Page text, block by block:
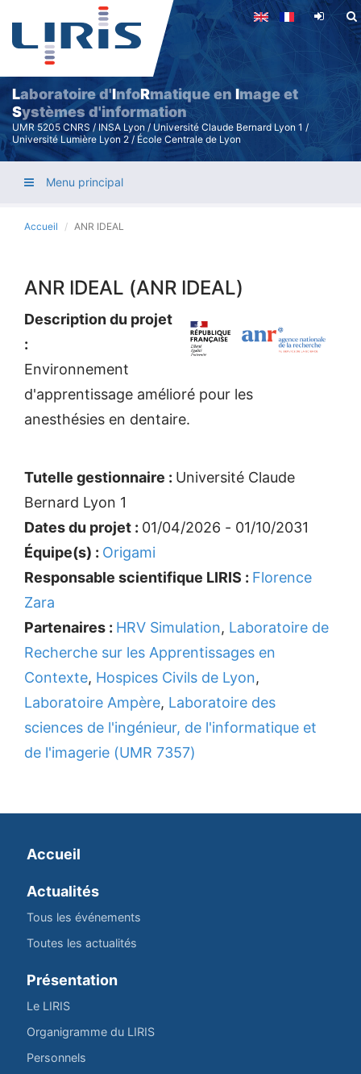
Aller
contenu
principal
Laboratoire d'InfoRmatique en Image et
Systèmes d'information
UMR 5205 CNRS / INSA Lyon / Université Claude Bernard Lyon 1 /
Université Lumière Lyon 2 / École Centrale de Lyon
Menu principal
Accueil ANR IDEAL
ANR IDEAL (ANR IDEAL)
Description du projet
:
Environnement
d'apprentissage amélioré pour les
anesthésies en dentaire.
Tutelle gestionnaire : Université Claude
Bernard Lyon 1
Dates du projet : 01/04/2026 - 01/10/2031
Équipe(s) : Origami
Responsable scientifique LIRIS : Florence
Zara
Partenaires : HRV Simulation, Laboratoire de
Recherche sur les Apprentissages en
Contexte, Hospices Civils de Lyon,
Laboratoire Ampère, Laboratoire des
sciences de l'ingénieur, de l'informatique et
de l'imagerie (UMR 7357)
Accueil
Actualités
Tous les événements
Toutes les actualités
Présentation
Le LIRIS
Organigramme du LIRIS
Personnels